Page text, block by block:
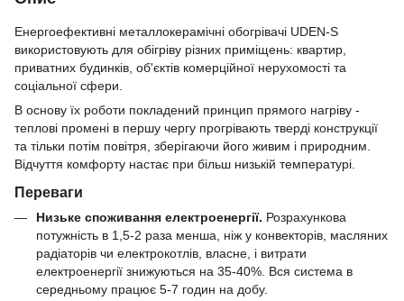
Енергоефективні металлокерамічні обогрівачі UDEN-S
використовують для обігріву різних приміщень: квартир,
приватних будинків, об'єктів комерційної нерухомості та
соціальної сфери.
В основу їх роботи покладений принцип прямого нагріву -
теплові промені в першу чергу прогрівають тверді конструкції
та тільки потім повітря, зберігаючи його живим і природним.
Відчуття комфорту настає при більш низькій температурі.
Переваги
Низьке споживання електроенергії. Розрахункова
потужність в 1,5-2 раза менша, ніж у конвекторів, масляних
радіаторів чи електрокотлів, власне, і витрати
електроенергії знижуються на 35-40%. Вся система в
середньому працює 5-7 годин на добу.